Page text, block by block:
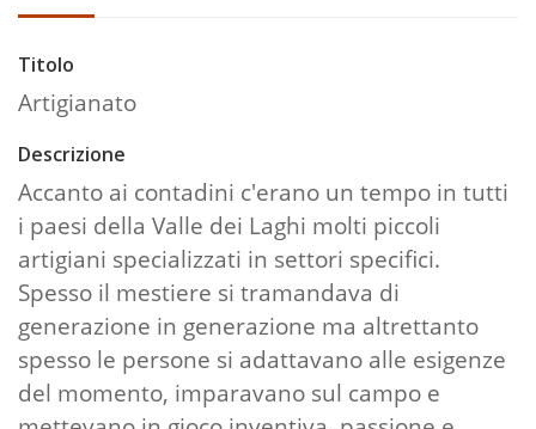
Titolo
Artigianato
Descrizione
Accanto ai contadini c'erano un tempo in tutti
i paesi della Valle dei Laghi molti piccoli
artigiani specializzati in settori specifici.
Spesso il mestiere si tramandava di
generazione in generazione ma altrettanto
spesso le persone si adattavano alle esigenze
del momento, imparavano sul campo e